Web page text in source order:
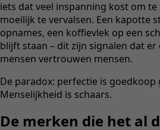
iets dat veel inspanning kost om
moeilijk te vervalsen. Een kapotte
opnames, een koffievlek op een
blijft staan – dit zijn signalen dat er
mensen vertrouwen mensen.
De paradox: perfectie is goedkoop
Menselijkheid is schaars.
De merken die het al